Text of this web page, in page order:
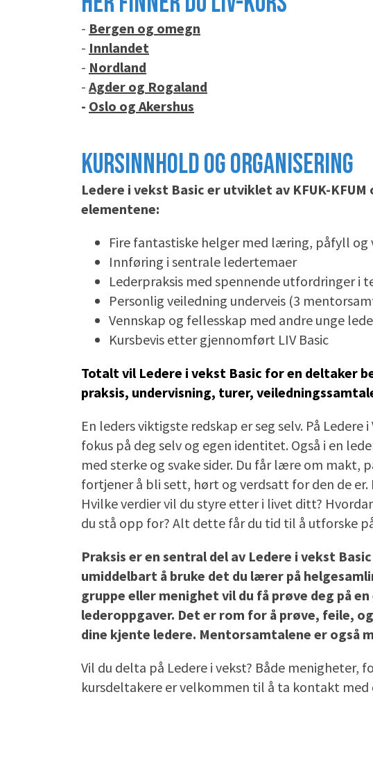
- Bergen og omegn
- Innlandet
- Nordland
- Agder og Rogaland
- Oslo og Akershus
KURSINNHOLD OG ORGANISERING
Ledere i vekst Basic er utviklet av KFUK-
elementene:
Fire fantastiske helger med læring, påfyll og
Innføring i sentrale ledertemaer
Lederpraksis med spennende utfordringer i
Personlig veiledning underveis (3
Vennskap og fellesskap med andre unge
Kursbevis etter gjennomført LIV Basic
Totalt vil Ledere i vekst Basic for en deltaker
praksis, undervisning, turer,
En leders viktigste redskap er seg selv. På
fokus på deg selv og egen identitet. Også i en
med sterke og svake sider. Du får lære om makt,
fortjener å bli sett, hørt og verdsatt for den de er.
Hvilke verdier vil du styre etter i livet ditt?
du stå opp for? Alt dette får du tid til å utforske
Praksis er en sentral del av Ledere i vekst
umiddelbart å bruke det du lærer på
gruppe eller menighet vil du få prøve deg på
lederoppgaver. Det er rom for å prøve, feile,
dine kjente ledere. Mentorsamtalene er også
Vil du delta på Ledere i vekst? Både menigheter,
kursdeltakere er velkommen til å ta kontakt med